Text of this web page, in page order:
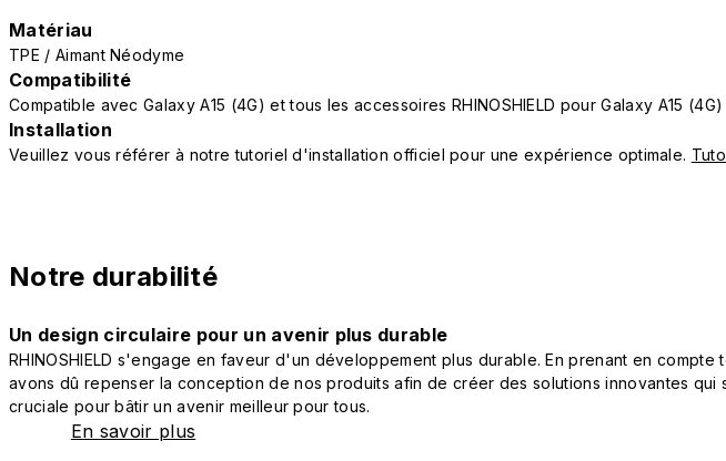
Matériau
TPE / Aimant Néodyme
Compatibilité
Compatible avec Galaxy A15 (4G) et tous les accessoires RHINOSHIELD pour Galaxy A15 (4G)
Installation
Veuillez vous référer à notre tutoriel d'installation officiel pour une expérience optimale.
Notre durabilité
Un design circulaire pour un avenir plus durable
RHINOSHIELD s'engage en faveur d'un développement plus durable. En prenant en
avons dû repenser la conception de nos produits afin de créer des solutions innovantes
cruciale pour bâtir un avenir meilleur pour tous.
En savoir plus